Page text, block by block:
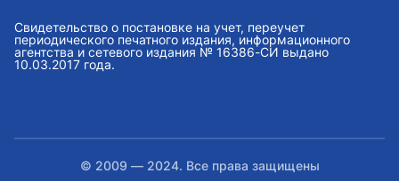
Свидетельство о постановке на учет, переучет
периодического печатного издания, информационного
агентства и сетевого издания № 16386-СИ выдано
10.03.2017 года.
© 2009 — 2024. Все права защищены